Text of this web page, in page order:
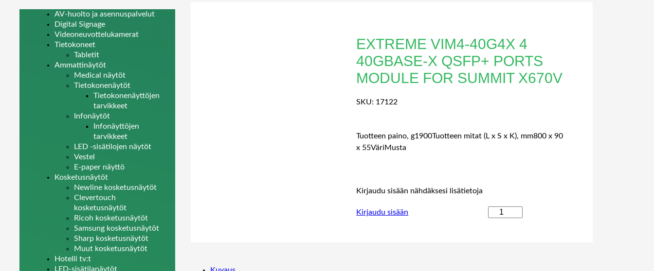
AV-huolto ja asennuspalvelut
Digital Signage
Videoneuvottelukamerat
Tietokoneet
Tabletit
Ammattinäytöt
Medical näytöt
Tietokonenäytöt
Tietokonenäyttöjen
tarvikkeet
Infonäytöt
Infonäyttöjen
tarvikkeet
LED -sisätilojen näytöt
Vestel
E-paper näyttö
Kosketusnäytöt
Newline kosketusnäytöt
Clevertouch
kosketusnäytöt
Ricoh kosketusnäytöt
Samsung kosketusnäytöt
Sharp kosketusnäytöt
Muut kosketusnäytöt
Hotelli tv:t
LED-sisätilanäytöt
EXTREME VIM4-40G4X 4
40GBASE-X QSFP+ PORTS
MODULE FOR SUMMIT X670V
SKU: 17122
Tuotteen paino, g1900Tuotteen mitat (L x S x K), mm800 x 90
x 55VäriMusta
Kirjaudu sisään nähdäksesi lisätietoja
Kirjaudu sisään